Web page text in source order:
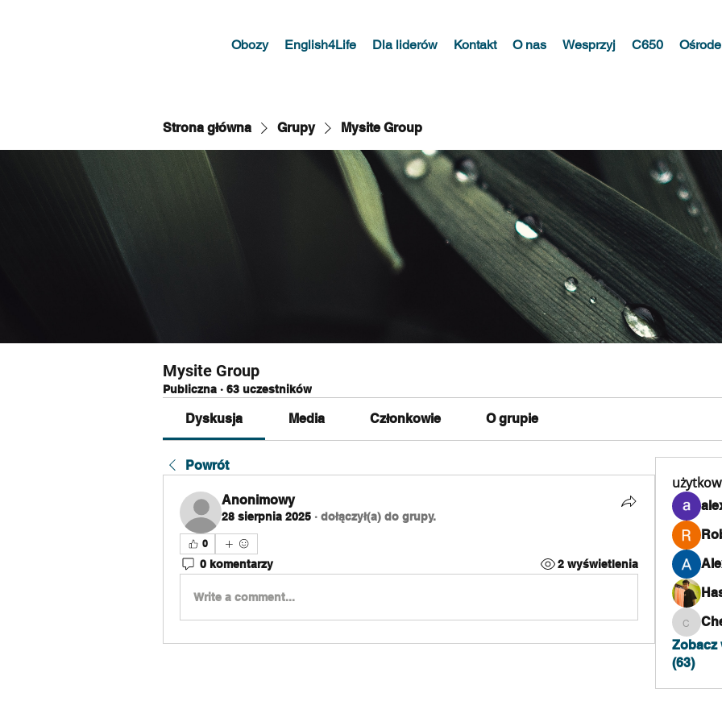
Obozy English4Life Dla liderów Kontakt O nas Wesprzyj C650
Strona główna Grupy Mysite Group
Mysite Group
Publiczna · 63 uczestników
Dyskusja Media Członkowie O grupie
Powrót
Anonimowy
28 sierpnia 2025 · dołączył(a) do grupy.
0
0 komentarzy 2 wyświetlenia
Write a comment...
Zobacz
(63)